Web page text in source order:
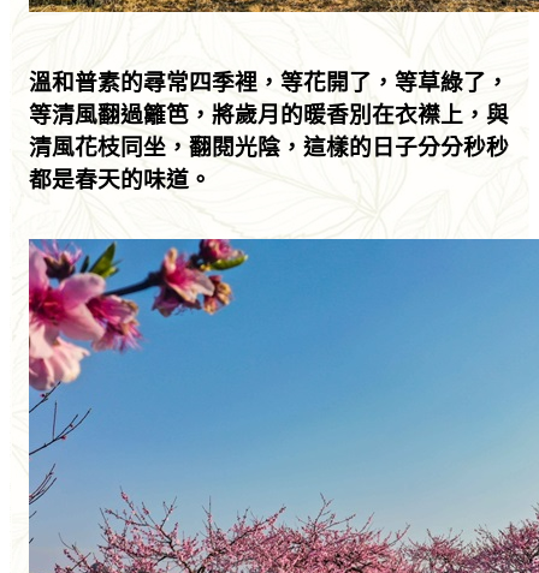
溫和普素的尋常四季裡，等花開了，等草綠了，
等清風翻過籬笆，將歲月的暖香別在衣襟上，與
清風花枝同坐，翻閱光陰，這樣的日子分分秒秒
都是春天的味道。